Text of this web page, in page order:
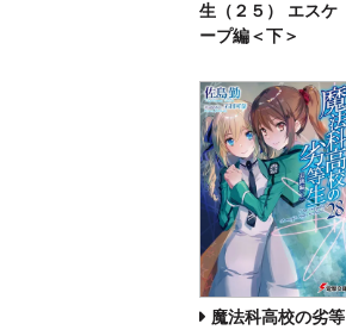
生（２５） エスケ
ープ編＜下＞
魔法科高校の劣等